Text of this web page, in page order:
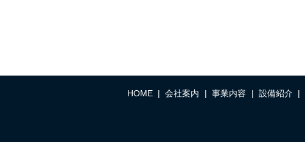
HOME 会社案内 事業内容 設備紹介